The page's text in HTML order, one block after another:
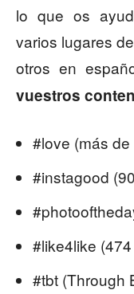
lo que os
varios lugares
otros en
vuestros
#love (más de
#instagood
#like4like
#tbt (Through